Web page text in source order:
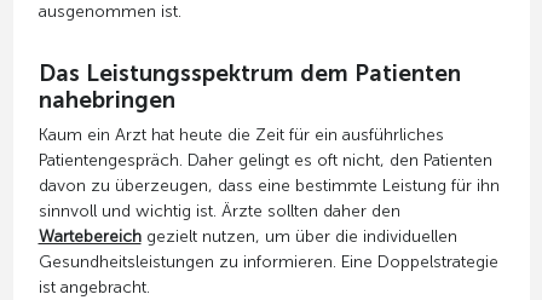
ausgenommen ist.
Das Leistungsspektrum dem Patienten
nahebringen
Kaum ein Arzt hat heute die Zeit für ein ausführliches
Patientengespräch. Daher gelingt es oft nicht, den Patienten
davon zu überzeugen, dass eine bestimmte Leistung für ihn
sinnvoll und wichtig ist. Ärzte sollten daher den
Wartebereichgezielt nutzen, um über die individuellen
Gesundheitsleistungen zu informieren. Eine Doppelstrategie
ist angebracht.